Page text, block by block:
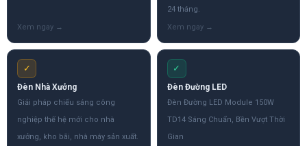
24 tháng.
✓
Đèn Nhà Xưởng
Giải pháp chiếu sáng công
nghiệp thế hệ mới cho nhà
xưởng, kho bãi, nhà máy sản xuất.
✓
Đèn Đường LED
Đèn Đường LED Module 150W
TD14 Sáng Chuẩn, Bền Vượt Thời
Gian